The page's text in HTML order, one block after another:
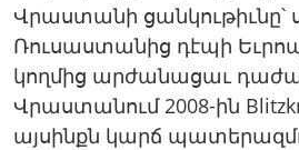
Վրաստանի ցանկութիւնը՝
Ռուսաստանից դէպի
կողմից արժանացաւ
Վրաստանում 2008-ին
այսինքն կարճ